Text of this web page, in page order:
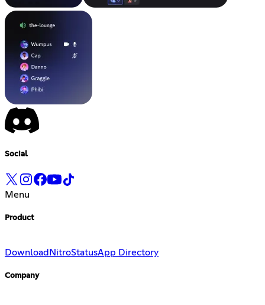
Social
Menu
Product
Download NitroStatusApp Directory
Company